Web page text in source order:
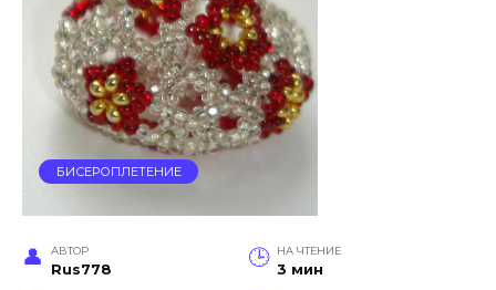
БИСЕРОПЛЕТЕНИЕ
АВТОР
Rus778
НА ЧТЕНИЕ
3 мин